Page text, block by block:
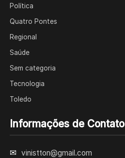
Política
Quatro Pontes
Regional
Saúde
Sem categoria
Tecnologia
Toledo
Informações de Contato
✉ vinistton@gmail.com